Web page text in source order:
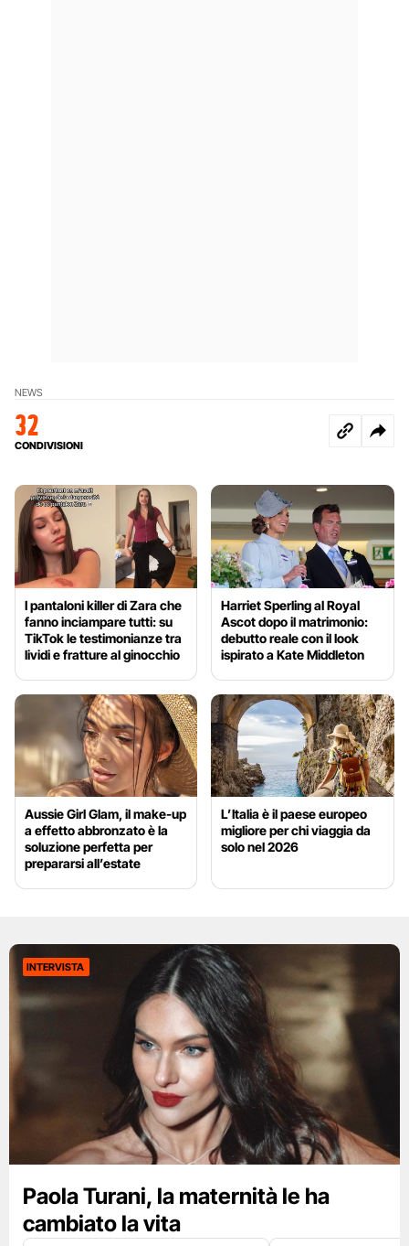
NEWS
32
CONDIVISIONI
I pantaloni killer di Zara che
fanno inciampare tutti: su
TikTok le testimonianze tra
lividi e fratture al ginocchio
Harriet Sperling al Royal
Ascot dopo il matrimonio:
debutto reale con il look
ispirato a Kate Middleton
Aussie Girl Glam, il make-up
a effetto abbronzato è la
soluzione perfetta per
prepararsi all’estate
L’Italia è il paese europeo
migliore per chi viaggia da
solo nel 2026
INTERVISTA
Paola Turani, la maternità le ha
cambiato la vita